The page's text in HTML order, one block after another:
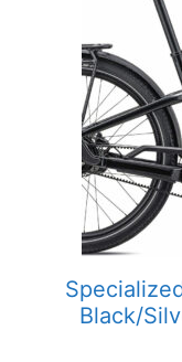
Black/